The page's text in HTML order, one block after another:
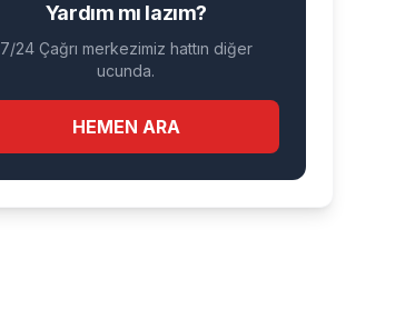
Yardım mı lazım?
7/24 Çağrı merkezimiz hattın diğer
ucunda.
HEMEN ARA